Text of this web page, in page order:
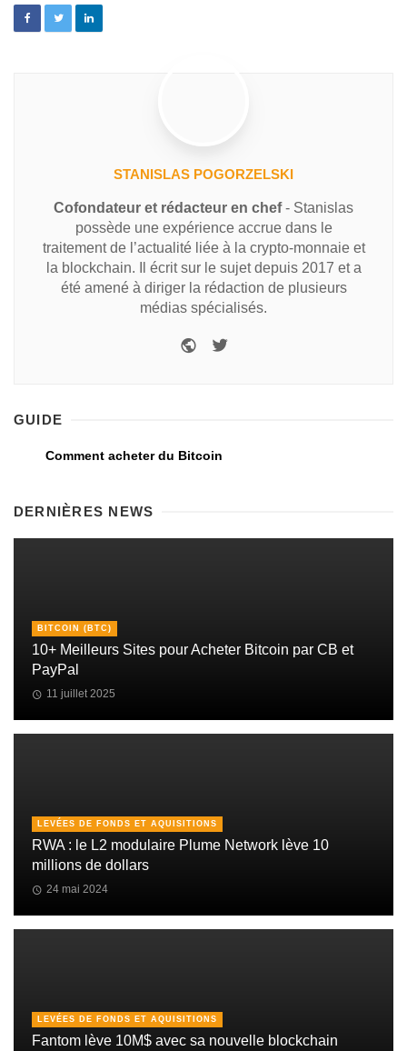
STANISLAS POGORZELSKI
Cofondateur et rédacteur en chef- Stanislas
possède une expérience accrue dans le
traitement de l’actualité liée à la crypto-monnaie et
la blockchain. Il écrit sur le sujet depuis 2017 et a
été amené à diriger la rédaction de plusieurs
médias spécialisés.
GUIDE
Comment acheter du Bitcoin
DERNIÈRES NEWS
BITCOIN (BTC)
10+ Meilleurs Sites pour Acheter Bitcoin par CB et
PayPal
11 juillet 2025
LEVÉES DE FONDS ET AQUISITIONS
RWA : le L2 modulaire Plume Network lève 10
millions de dollars
24 mai 2024
LEVÉES DE FONDS ET AQUISITIONS
Fantom lève 10M$ avec sa nouvelle blockchain